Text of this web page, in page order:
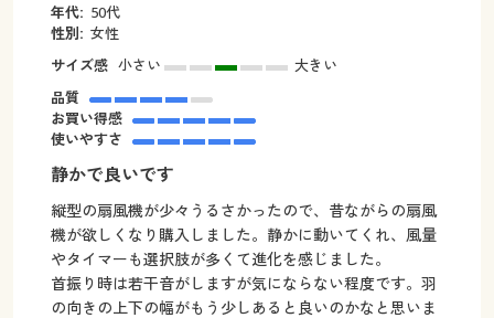
年代: 50代
性別: 女性
サイズ感 小さい
大きい
品質
お買い得感
使いやすさ
静かで良いです
縦型の扇風機が少々うるさかったので、昔ながらの扇風
機が欲しくなり購入しました。静かに動いてくれ、風量
やタイマーも選択肢が多くて進化を感じました。
首振り時は若干音がしますが気にならない程度です。羽
の向きの上下の幅がもう少しあると良いのかなと思いま